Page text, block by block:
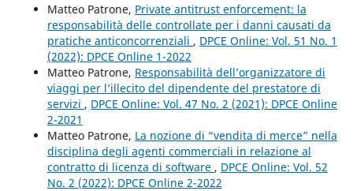
Matteo Patrone, Private antitrust enforcement: la
responsabilità delle controllate per i danni causati da
pratiche anticoncorrenziali , DPCE Online: Vol. 51 No. 1
(2022): DPCE Online 1-2022
Matteo Patrone, Responsabilità dell’organizzatore di
viaggi per l’illecito del dipendente del prestatore di
servizi , DPCE Online: Vol. 47 No. 2 (2021): DPCE Online
2-2021
Matteo Patrone, La nozione di “vendita di merce” nella
disciplina degli agenti commerciali in relazione al
contratto di licenza di software , DPCE Online: Vol. 52
No. 2 (2022): DPCE Online 2-2022